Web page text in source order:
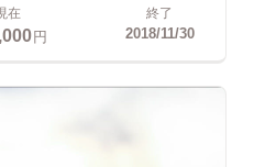
在
円
終了
2018/11/30